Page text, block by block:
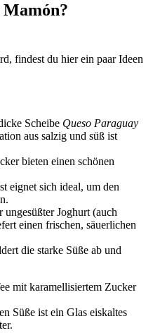
Mamón?
findest du hier ein paar Ideen
Scheibe Queso Paraguay
aus salzig und süß ist
bieten einen schönen
eignet sich ideal, um den
Joghurt (auch
einen frischen, säuerlichen
die starke Süße ab und
mit karamellisiertem Zucker
Süße ist ein Glas eiskaltes